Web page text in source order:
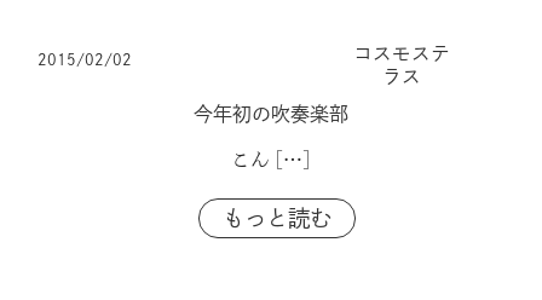
2015/02/02
コスモステ
ラス
今年初の吹奏楽部
こん […]
もっと読む